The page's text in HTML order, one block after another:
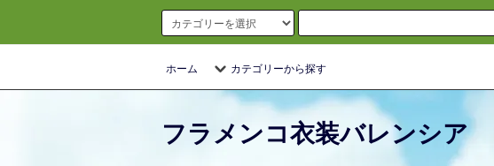
ホーム カテゴリーから探す
フラメンコ衣装バレンシア